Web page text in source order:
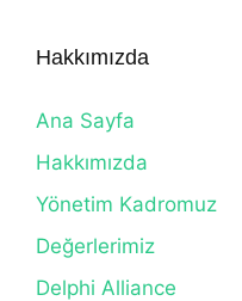
Hakkımızda
Ana Sayfa
Hakkımızda
Yönetim Kadromuz
Değerlerimiz
Delphi Alliance